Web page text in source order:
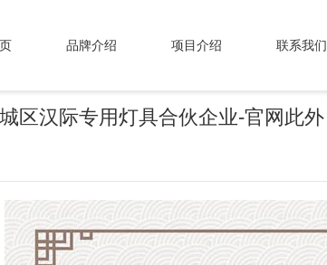
品牌介绍 项目介绍 联系我们
区汉际专用灯具合伙企业-官网此外